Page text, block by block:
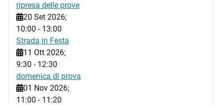
ripresa delle prove
20 Set 2026;
10:00 - 13:00
Strada in Festa
11 Ott 2026;
9:30 - 12:30
domenica di prova
01 Nov 2026;
11:00 - 11:20